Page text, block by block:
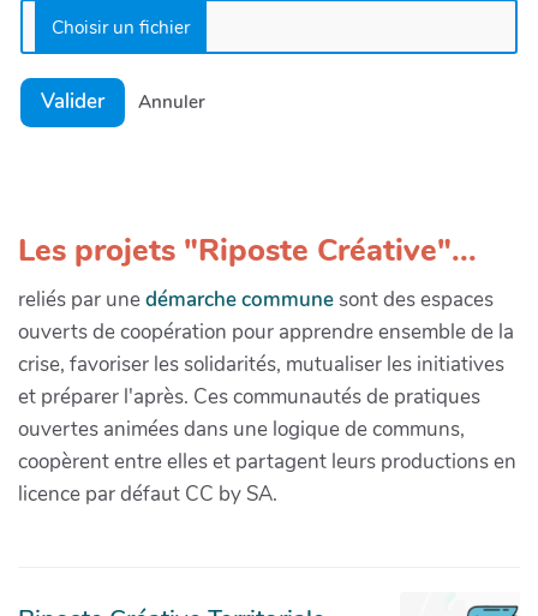
Valider Annuler